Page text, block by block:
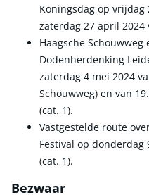
Koningsdag op vrijdag
zaterdag 27 april 2024
Haagsche
Dodenherdenking
zaterdag 4 mei 2024
Schouwweg) en van
(cat. 1).
Vastgestelde route
Festival op donderdag
(cat. 1).
Bezwaar